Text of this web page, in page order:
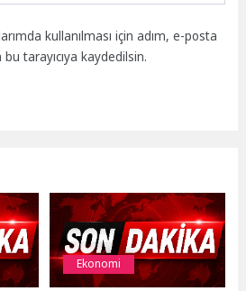
kullanılması için adım, e-posta
tarayıcıya kaydedilsin.
Ekonomi